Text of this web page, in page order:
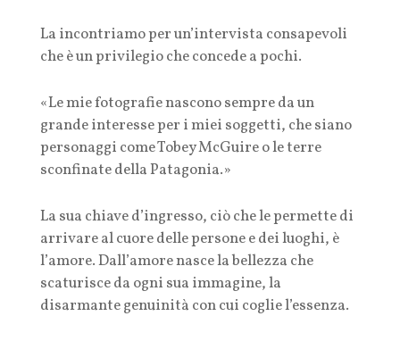
La incontriamo per un’intervista consapevoli
che è un privilegio che concede a pochi.
«Le mie fotografie nascono sempre da un
grande interesse per i miei soggetti, che siano
personaggi come Tobey McGuire o le terre
sconfinate della Patagonia.»
La sua chiave d’ingresso, ciò che le permette di
arrivare al cuore delle persone e dei luoghi, è
l’amore. Dall’amore nasce la bellezza che
scaturisce da ogni sua immagine, la
disarmante genuinità con cui coglie l’essenza.